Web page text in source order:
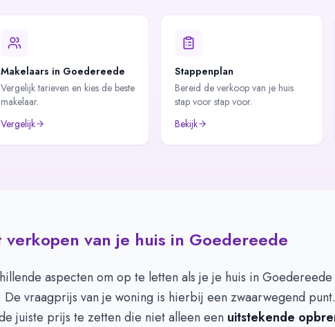
Makelaars in Goedereede
Vergelijk tarieven en kies de beste
makelaar.
Vergelijk
Stappenplan
Bereid de verkoop van je huis
stap voor stap voor.
Bekijk
verkopen van je huis in Goedereede
aspecten om op te letten als je je huis in
vraagprijs van je woning is hierbij een zwaarwegend
juiste prijs te zetten die niet alleen een uitstekende